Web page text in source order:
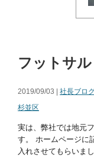
フットサル
2019/09/03 | 社長ブロ
杉並区
実は、弊社では地元
す。 ホームページに
入れさせてもらいま